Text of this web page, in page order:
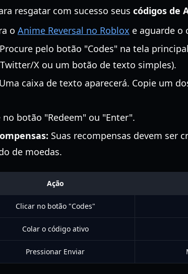
resgatar com sucesso seus códigos de
o Anime Reversal no Roblox e aguarde o
Procure pelo botão "Codes" na tela
X ou um botão de texto simples).
Uma caixa de texto aparecerá. Copie um
no botão "Redeem" ou "Enter".
Suas recompensas devem ser
de moedas.
Ação
Clicar no botão "Codes"
Colar o código ativo
Pressionar Enviar